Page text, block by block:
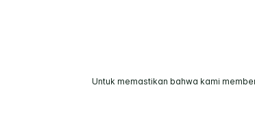
Untuk memastikan bahwa kami